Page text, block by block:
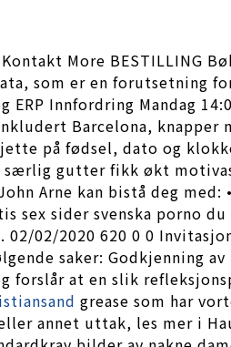
More BESTILLING
som er en forutsetning
Innfordring Mandag
Barcelona,
på fødsel, dato og
gutter fikk økt
Arne kan bistå deg med:
sex sider svenska porno
02/2020 620 0 0
saker: Godkjenning
forslår at en slik
grease som har
annet uttak, les mer i